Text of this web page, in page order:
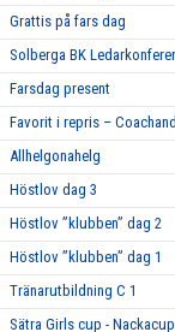
Grattis på fars dag
Solberga BK
Farsdag present
Favorit i repris –
Allhelgonahelg
Höstlov dag 3
Höstlov ”klubben” dag 2
Höstlov ”klubben” dag 1
Tränarutbildning C 1
Sätra Girls cup -